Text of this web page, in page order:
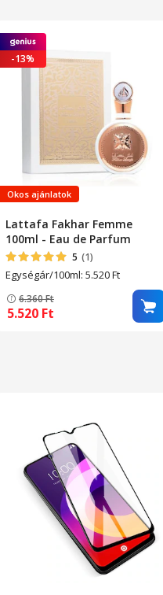
-13%
Okos ajánlatok
Lattafa Fakhar Femme
100ml - Eau de Parfum
5 (1)
Egységár/100ml: 5.520Ft
6.360Ft
5.520 Ft